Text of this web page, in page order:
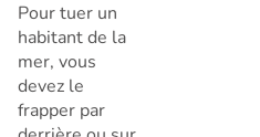
Pour tuer un
habitant de la
mer, vous
devez le
frapper par